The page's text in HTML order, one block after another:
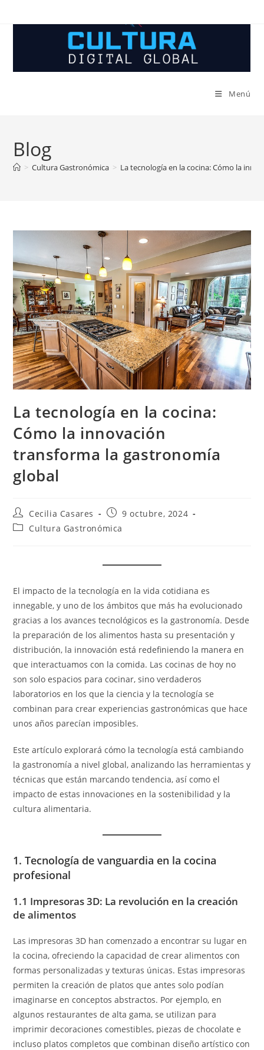
Menú
Blog
> Cultura Gastronómica > La tecnología en la cocina: Cómo la
La tecnología en la cocina:
Cómo la innovación
transforma la gastronomía
global
Autor
de
la
Cecilia Casares
Entrada
publicada:
9 octubre, 2024
Categoría
Cultura Gastronómica
El impacto de la tecnología en la vida cotidiana es
innegable, y uno de los ámbitos que más ha evolucionado
gracias a los avances tecnológicos es la gastronomía. Desde
la preparación de los alimentos hasta su presentación y
distribución, la innovación está redefiniendo la manera en
que interactuamos con la comida. Las cocinas de hoy no
son solo espacios para cocinar, sino verdaderos
laboratorios en los que la ciencia y la tecnología se
combinan para crear experiencias gastronómicas que hace
unos años parecían imposibles.
Este artículo explorará cómo la tecnología está cambiando
la gastronomía a nivel global, analizando las herramientas y
técnicas que están marcando tendencia, así como el
impacto de estas innovaciones en la sostenibilidad y la
cultura alimentaria.
1. Tecnología de vanguardia en la cocina
profesional
1.1 Impresoras 3D: La revolución en la creación
de alimentos
Las impresoras 3D han comenzado a encontrar su lugar en
la cocina, ofreciendo la capacidad de crear alimentos con
formas personalizadas y texturas únicas. Estas impresoras
permiten la creación de platos que antes solo podían
imaginarse en conceptos abstractos. Por ejemplo, en
algunos restaurantes de alta gama, se utilizan para
imprimir decoraciones comestibles, piezas de chocolate e
incluso platos completos que combinan diseño artístico con